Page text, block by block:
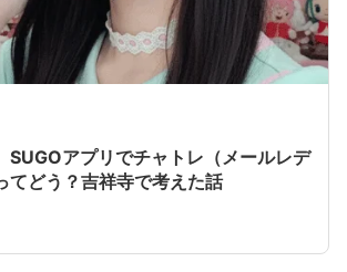
アプリでチャトレ（メールレデ
てどう？吉祥寺で考えた話